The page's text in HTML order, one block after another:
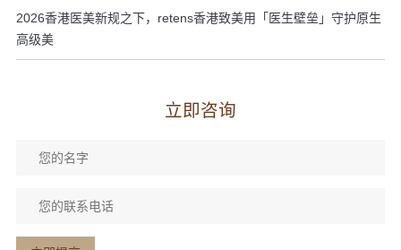
2026香港医美新规之下，retens香港致美用「医生壁垒」守护原生
高级美
立即咨询